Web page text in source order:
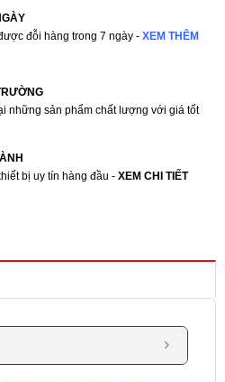
đỗi hàng trong 7 ngày - XEM THÊM
những sản phẩm chất lượng với giá tốt
bị uy tín hàng đầu -XEM CHI TIẾT